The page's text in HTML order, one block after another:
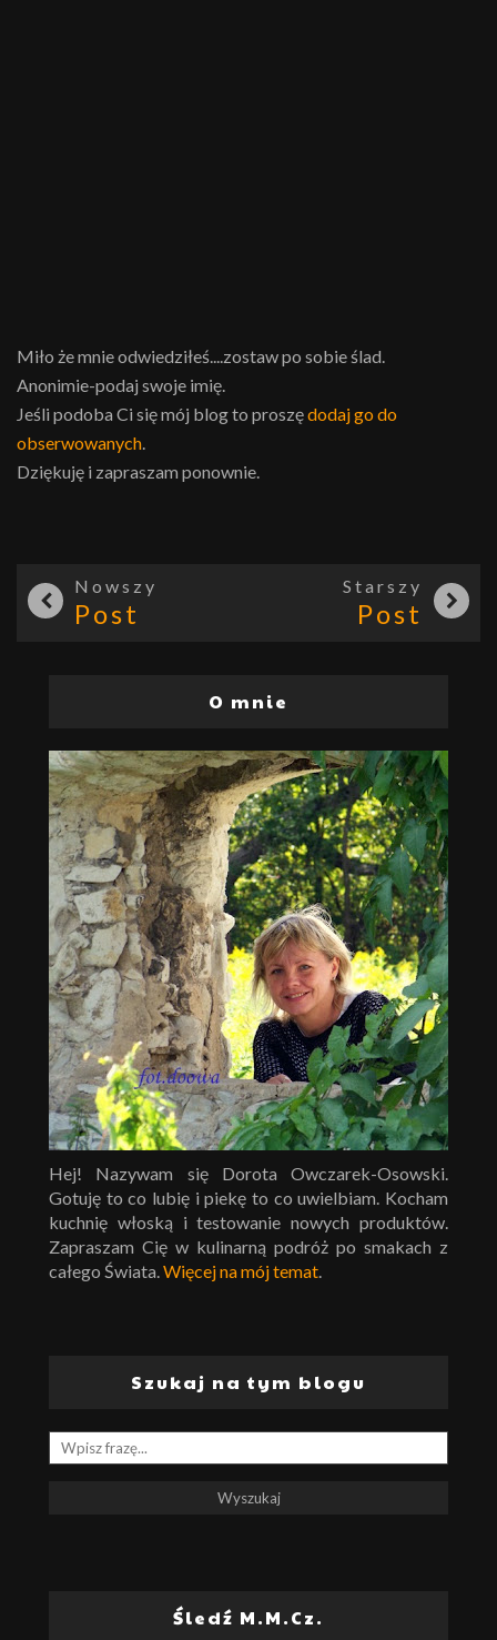
Miło że mnie odwiedziłeś....zostaw po sobie ślad.
Anonimie-podaj swoje imię.
Jeśli podoba Ci się mój blog to proszędodaj go do
obserwowanych.
Dziękuję i zapraszam ponownie.
Nowszy
Post
Starszy
Post
O mnie
Hej! Nazywam się Dorota Owczarek-Osowski.
Gotuję to co lubię i piekę to co uwielbiam. Kocham
kuchnię włoską i testowanie nowych produktów.
Zapraszam Cię w kulinarną podróż po smakach z
całego Świata.Więcej na mój temat.
Szukaj na tym blogu
Śledź M.M.Cz.